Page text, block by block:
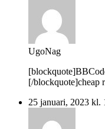
UgoNag
[/blockquote]cheap
25 januari, 2023 kl.